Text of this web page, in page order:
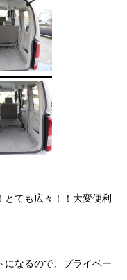
ても広々！！大変便利
になるので、プライベー